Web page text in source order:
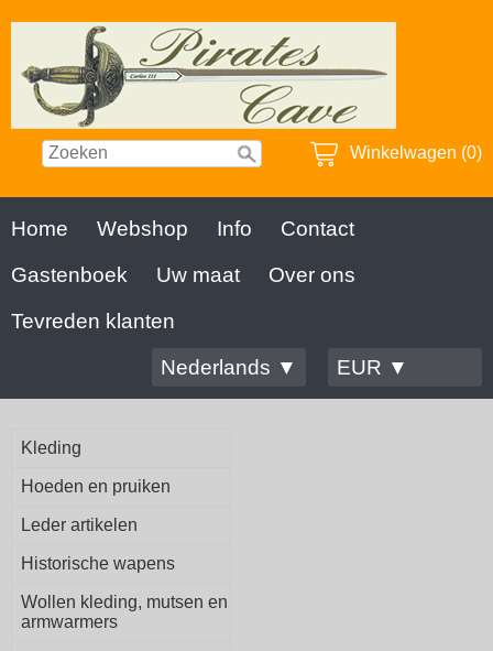
Winkelwagen (0)
Home Webshop Info
Contact
Gastenboek
Uw maat
Over ons
Tevreden klanten
Nederlands ▼
EUR ▼
Kleding
Hoeden en pruiken
Leder artikelen
Historische wapens
Wollen kleding, mutsen en
armwarmers